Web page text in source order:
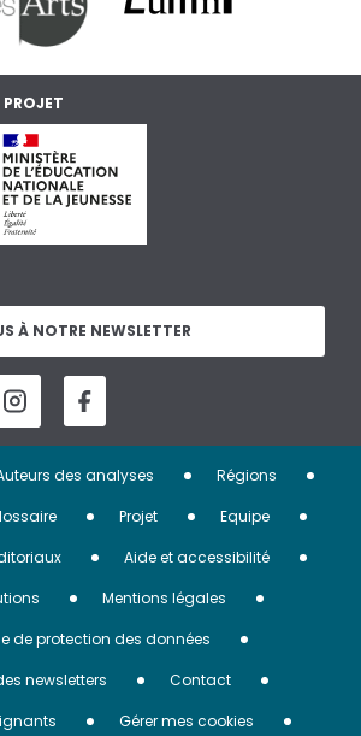
PROJET
À NOTRE NEWSLETTER
des analyses
Régions
Projet
Equipe
Aide et accessibilité
Mentions légales
de protection des données
newsletters
Contact
Gérer mes cookies